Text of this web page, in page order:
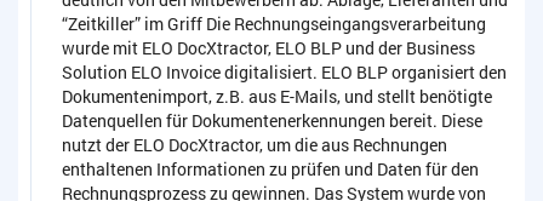
“Zeitkiller” im Griff Die Rechnungseingangsverarbeitung
wurde mit ELO DocXtractor, ELO BLP und der Business
Solution ELO Invoice digitalisiert. ELO BLP organisiert den
Dokumentenimport, z.B. aus E-Mails, und stellt benötigte
Datenquellen für Dokumentenerkennungen bereit. Diese
nutzt der ELO DocXtractor, um die aus Rechnungen
enthaltenen Informationen zu prüfen und Daten für den
Rechnungsprozess zu gewinnen. Das System wurde von